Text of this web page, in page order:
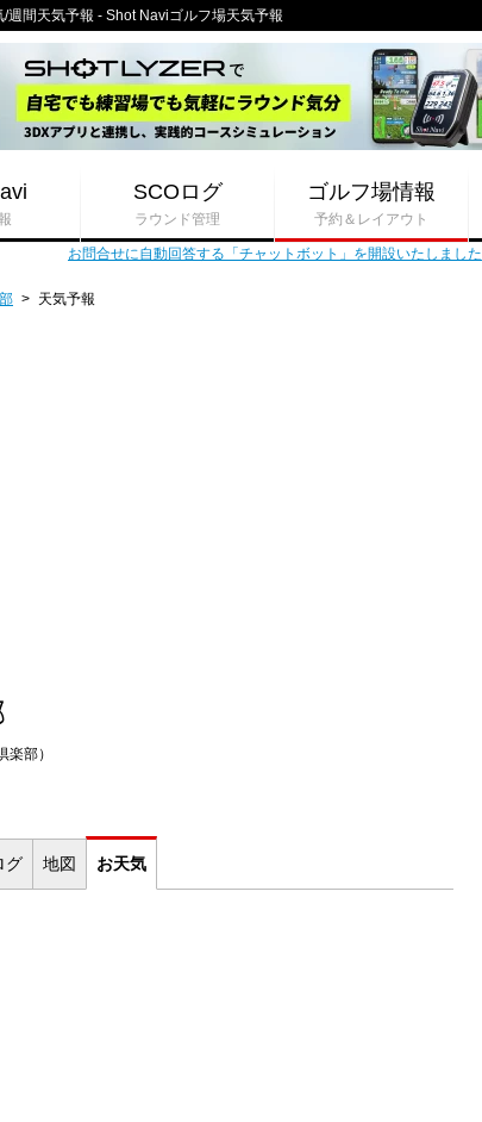
週間天気予報 - Shot Naviゴルフ場天気予報
SCOログ
ラウンド管理
ゴルフ場情報
予約＆レイアウト
お問合せに自動回答する「チャットボット」を開設いたしました
> 天気予報
部）
グ 地図 お天気